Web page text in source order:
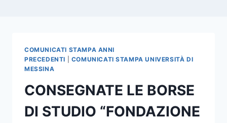
COMUNICATI STAMPA ANNI
PRECEDENTI
COMUNICATI STAMPA UNIVERSITÀ DI
MESSINA
CONSEGNATE LE BORSE
DI STUDIO “FONDAZIONE